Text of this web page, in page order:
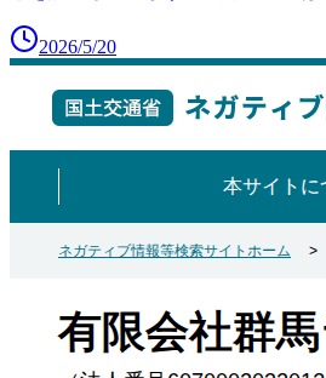
2026/5/20